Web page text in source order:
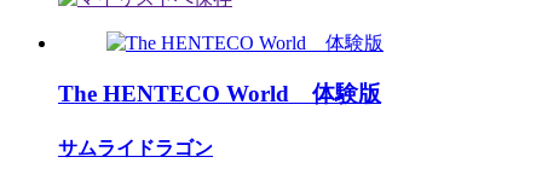
The HENTECO World 体験版
サムライドラゴン